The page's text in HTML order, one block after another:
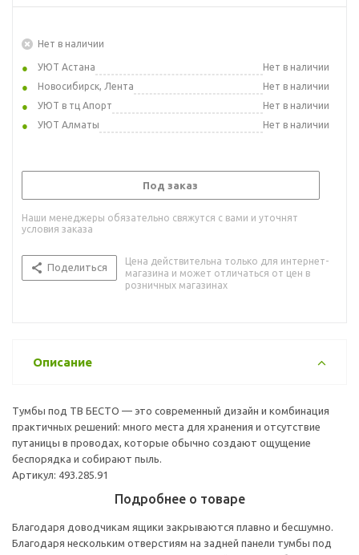
Нет в наличии
УЮТ Астана
Нет в наличии
Новосибирск, Лента
Нет в наличии
УЮТ в тц Апорт
Нет в наличии
УЮТ Алматы
Нет в наличии
Под заказ
Наши менеджеры обязательно свяжутся с вами и уточнят
условия заказа
Поделиться
Цена действительна только для интернет-
магазина и может отличаться от цен в
розничных магазинах
Описание
Тумбы под ТВ БЕСТО — это современный дизайн и комбинация
практичных решений: много места для хранения и отсутствие
путаницы в проводах, которые обычно создают ощущение
беспорядка и собирают пыль.
Артикул: 493.285.91
Подробнее о товаре
Благодаря доводчикам ящики закрываются плавно и бесшумно.
Благодаря нескольким отверстиям на задней панели тумбы под